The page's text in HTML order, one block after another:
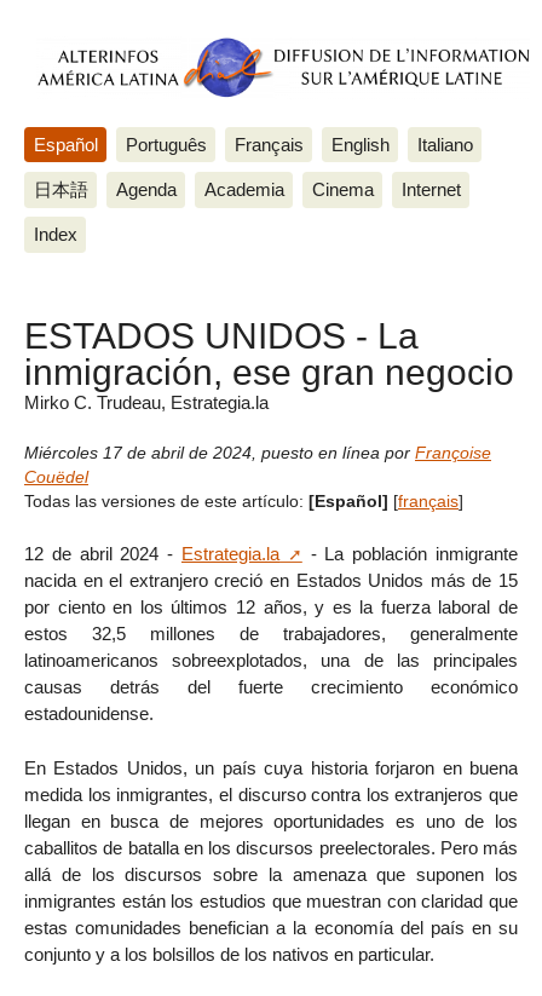
Español Português Français English Italiano
日本語 Agenda Academia Cinema Internet
Index
ESTADOS UNIDOS - La
inmigración, ese gran negocio
Mirko C. Trudeau, Estrategia.la
Miércoles 17 de abril de 2024 puesto en línea por Françoise
Couëdel
Todas las versiones de este artículo: [Español] [français]
12 de abril 2024 - Estrategia.la
- La población inmigrante
nacida en el extranjero creció en Estados Unidos más de 15
por ciento en los últimos 12 años, y es la fuerza laboral de
estos 32,5 millones de trabajadores, generalmente
latinoamericanos sobreexplotados, una de las principales
causas detrás del fuerte crecimiento económico
estadounidense.
En Estados Unidos, un país cuya historia forjaron en buena
medida los inmigrantes, el discurso contra los extranjeros que
llegan en busca de mejores oportunidades es uno de los
caballitos de batalla en los discursos preelectorales. Pero más
allá de los discursos sobre la amenaza que suponen los
inmigrantes están los estudios que muestran con claridad que
estas comunidades benefician a la economía del país en su
conjunto y a los bolsillos de los nativos en particular.